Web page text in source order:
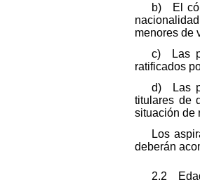
b) El
menores de
c) Las
ratificados
d) Las
titulares de
situación de
Los
deberán
2.2